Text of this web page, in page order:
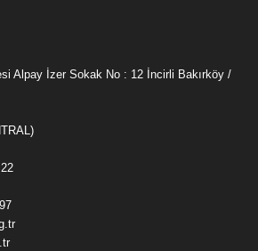
Alpay İzer Sokak No : 12 İncirli Bakırköy /